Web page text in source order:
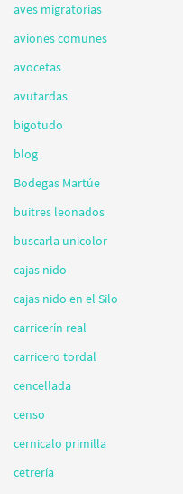
aves migratorias
aviones comunes
avocetas
avutardas
bigotudo
blog
Bodegas Martúe
buitres leonados
buscarla unicolor
cajas nido
cajas nido en el Silo
carricerín real
carricero tordal
cencellada
censo
cernicalo primilla
cetrería